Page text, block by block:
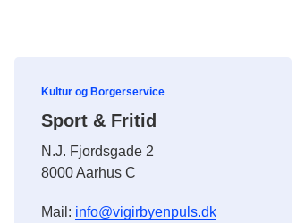
Kultur og Borgerservice
Sport & Fritid
N.J. Fjordsgade 2
8000 Aarhus C
Mail: info@vigirbyenpuls.dk